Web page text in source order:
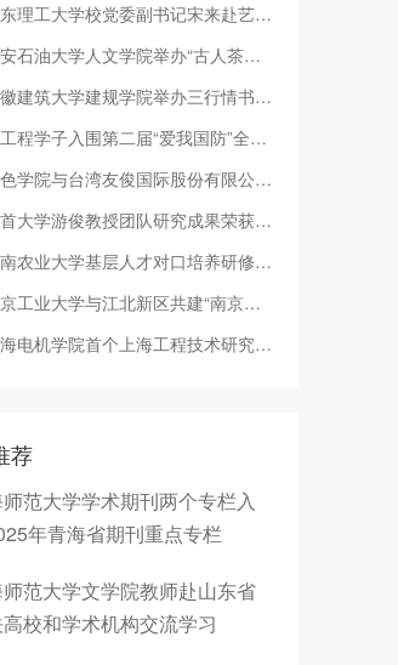
理工大学校党委副书记宋来赴艺术学院调研
油大学人文学院举办“古人茶事里的风雅”学术沙龙
建筑大学建规学院举办三行情书大赛
学子入围第二届“爱我国防”全国大学生演讲大赛总决赛
学院与台湾友俊国际股份有限公司合作签约
大学游俊教授团队研究成果荣获“十大金策”
业大学基层人才对口培养研修班临时党支部到红河州学习考察
工业大学与江北新区共建“南京工业大学实验小学”
电机学院首个上海工程技术研究中心获批立项建设
荐
范大学学术期刊两个专栏入
年青海省期刊重点专栏
范大学文学院教师赴山东省
校和学术机构交流学习